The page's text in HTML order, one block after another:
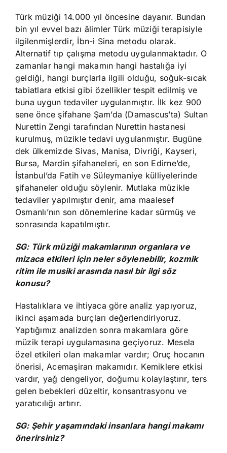
Türk müziği 14.000 yıl öncesine dayanır. Bundan
bin yıl evvel bazı âlimler Türk müziği terapisiyle
ilgilenmişlerdir, İbn-i Sina metodu olarak.
Alternatif tıp çalışma metodu uygulanmaktadır. O
zamanlar hangi makamın hangi hastalığa iyi
geldiği, hangi burçlarla ilgili olduğu, soğuk-sıcak
tabiatlara etkisi gibi özellikler tespit edilmiş ve
buna uygun tedaviler uygulanmıştır. İlk kez 900
sene önce şifahane Şam’da (Damascus’ta) Sultan
Nurettin Zengi tarafından Nurettin hastanesi
kurulmuş, müzikle tedavi uygulanmıştır. Bugüne
dek ülkemizde Sivas, Manisa, Divriği, Kayseri,
Bursa, Mardin şifahaneleri, en son Edirne’de,
İstanbul’da Fatih ve Süleymaniye külliyelerinde
şifahaneler olduğu söylenir. Mutlaka müzikle
tedaviler yapılmıştır denir, ama maalesef
Osmanlı’nın son dönemlerine kadar sürmüş ve
sonrasında kapatılmıştır.
SG: Türk müziği makamlarının organlara ve
mizaca etkileri için neler söylenebilir, kozmik
ritim ile musiki arasında nasıl bir ilgi söz
konusu?
Hastalıklara ve ihtiyaca göre analiz yapıyoruz,
ikinci aşamada burçları değerlendiriyoruz.
Yaptığımız analizden sonra makamlara göre
müzik terapi uygulamasına geçiyoruz. Mesela
özel etkileri olan makamlar vardır; Oruç hocanın
önerisi, Acemaşiran makamıdır. Kemiklere etkisi
vardır, yağ dengeliyor, doğumu kolaylaştırır, ters
gelen bebekleri düzeltir, konsantrasyonu ve
yaratıcılığı artırır.
SG: Şehir yaşamındaki insanlara hangi makamı
önerirsiniz?